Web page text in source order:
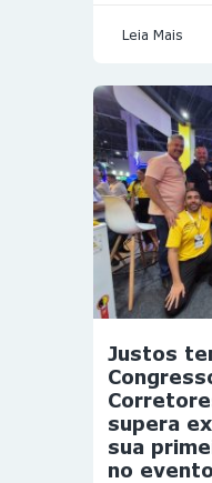
Leia Mais
Justos
supera
sua
no evento